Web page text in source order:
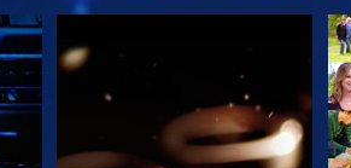
DÉCOUVRIR LES SÉRIES